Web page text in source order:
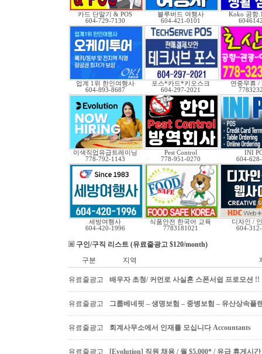
카드 단말기 & POS
604-729-7130
블루버드 여행사
604-421-0101
Koko 공항
업계 1위 한인여행사
604-893-8687
포스*카드*키오스크
604-297-2021
연중무휴 /
이색직업유급트레이닝
778-792-1143
Pest Control
778-951-0270
INI
604-
세방여행사
604-420-1996
식품안전 한국어 교육
7783181021
디자인 /
604-
구인/구직 리스트 (유료줄광고 $120/month)
구분
지역
유료줄광고 배우자 초청/ 커먼로 사실혼 스폰서쉽 프로모션 !!
유료줄광고 그룹베네핏 – 생명보험 – 중병보험 – 유산상속플
유료줄광고 회계사무소에서 인재를 모십니다 Accountants
유료줄광고 [Evolution] 직원 채용 / 월 $5,000* / 유급 휴게시